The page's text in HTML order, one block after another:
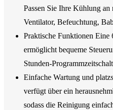
Passen Sie Ihre Kühlung
Ventilator, Befeuchtung,
Praktische Funktionen Eine
ermöglicht bequeme
Stunden-
Einfache Wartung und
verfügt über ein
sodass die Reinigung